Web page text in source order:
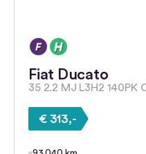
Fiat Ducato
35 2.2 MJ L3H2 140PK
€ 313,-